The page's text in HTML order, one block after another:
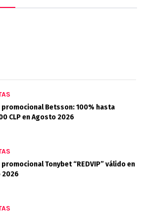
promocional Betsson: 100% hasta
CLP en Agosto 2026
Tonybet “REDVIP” válido en
2026